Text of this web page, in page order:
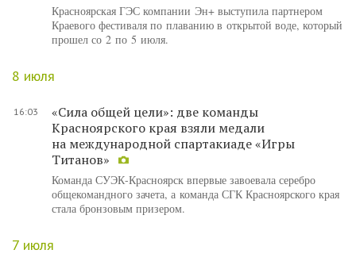
Красноярская ГЭС компании Эн+ выступила партнером
Краевого фестиваля по плаванию в открытой воде, который
прошел со 2 по 5 июля.
8 июля
16:03
«Сила общей цели»: две команды
Красноярского края взяли медали
на международной спартакиаде «Игры
Титанов»
Команда СУЭК-Красноярск впервые завоевала серебро
общекомандного зачета, а команда СГК Красноярского края
стала бронзовым призером.
7 июля